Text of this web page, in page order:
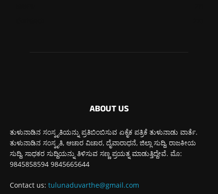
ABOUT US
ತುಳುನಾಡಿನ ಸಂಸ್ಕೃತಿಯನ್ನು ಪ್ರತಿಬಿಂಬಿಸುವ ಏಕೈಕ ಪತ್ರಿಕೆ ತುಳುನಾಡು ವಾರ್ತೆ.
ತುಳುನಾಡಿನ ಸಂಸ್ಕೃತಿ, ಆಚಾರ ವಿಚಾರ, ದೈವಾರಾಧನೆ, ಜಿಲ್ಲಾ ಸುದ್ದಿ, ರಾಜಕೀಯ
ಸುದ್ದಿ, ಸಾಧಕರ ಸುದ್ದಿಯನ್ನು ತಿಳಿಸುವ ಸಣ್ಣ ಪ್ರಯತ್ನ ಮಾಡುತ್ತಿದ್ದೇವೆ. ಮೊ:
9845858594 9845665644
Contact us: tulunaduvarthe@gmail.com